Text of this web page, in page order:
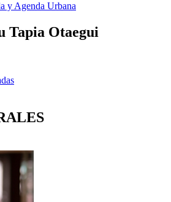
y Agenda Urbana
Tapia Otaegui